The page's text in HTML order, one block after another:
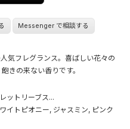
Messenger で相談する
気フレグランス。喜ばしい花々の
きの来ない香りです。
ットリーブス...
イトピオニー, ジャスミン, ピンク